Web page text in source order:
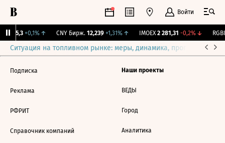
Войти
115,3 +0,1%↑ CNY Бирж. 12,239 +1,31%↑ IMOEX 2 281,31 -0,2%↓
Ситуация на топливном рынке: меры, динамика, прогнозы
Подписка
Реклама
РФРИТ
Справочник компаний
Наши проекты
ВЕДЫ
Город
Аналитика